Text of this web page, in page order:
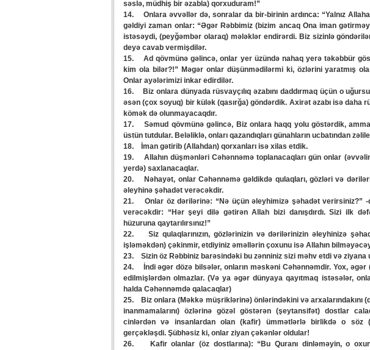
səslə, müdhiş bir əzabla) qorxuduram!”
14. Onlara əvvəllər də, sonralar da bir-birinin ardınca: “Yalnız
gəldiyi zaman onlar: “Əgər Rəbbimiz (bizim ancaq Ona iman
istəsəydi, (peyğəmbər olaraq) mələklər endirərdi. Biz sizinlə
deyə cavab vermişdilər.
15. Ad qövmünə gəlincə, onlar yer üzündə nahaq yerə təkəbbür
kim ola bilər?!” Məgər onlar düşünmədilərmi ki, özlərini yaratmış
Onlar ayələrimizi inkar edirdilər.
16. Biz onlara dünyada rüsvayçılıq əzabını daddırmaq üçün o
əsən (çox soyuq) bir külək (qasırğa) göndərdik. Axirət əzabı isə daha
kömək də olunmayacaqdır.
17. Səmud qövmünə gəlincə, Biz onlara haqq yolu göstərdik,
üstün tutdular. Beləliklə, onları qazandıqları günahların ucbatından
18. İman gətirib (Allahdan) qorxanları isə xilas etdik.
19. Allahın düşmənləri Cəhənnəmə toplanacaqları gün onlar
yerdə) saxlanacaqlar.
20. Nəhayət, onlar Cəhənnəmə gəldikdə qulaqları, gözləri və
əleyhinə şəhadət verəcəkdir.
21. Onlar öz dərilərinə: “Nə üçün əleyhimizə şəhadət verirsiniz?” -
verəcəkdir: “Hər şeyi dilə gətirən Allah bizi danışdırdı. Sizi ilk
hüzuruna qaytarılırsınız!”
22. Siz qulaqlarınızın, gözlərinizin və dərilərinizin əleyhinizə
işləməkdən) çəkinmir, etdiyiniz əməllərin çoxunu isə Allahın
23. Sizin öz Rəbbiniz barəsindəki bu zənniniz sizi məhv etdi və ziyana
24. İndi əgər dözə bilsələr, onların məskəni Cəhənnəmdir. Yox, əgər
edilmişlərdən olmazlar. (Və ya əgər dünyaya qayıtmaq istəsələr,
halda Cəhənnəmdə qalacaqlar)
25. Biz onlara (Məkkə müşriklərinə) önlərindəkini və arxalarındakını
inanmamalarını) özlərinə gözəl göstərən (şeytansifət) dostlar
cinlərdən və insanlardan olan (kafir) ümmətlərlə birlikdə o söz
gerçəkləşdi. Şübhəsiz ki, onlar ziyan çəkənlər oldular!
26. Kafir olanlar (öz dostlarına): “Bu Quranı dinləməyin, o